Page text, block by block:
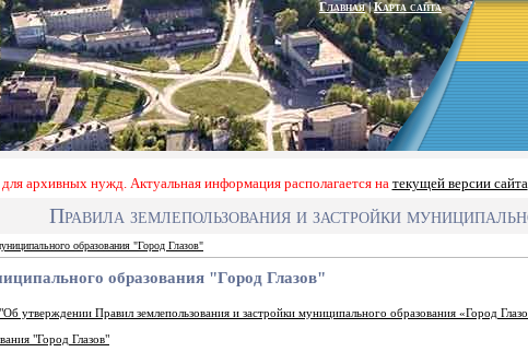
Главная|Карта сайта
архивных нужд. Актуальная информация располагается на текущей версии сайта
Правила землепользования и застройки
образования "Город Глазов"
образования "Город Глазов"
Правил землепользования и застройки муниципального образования «Город
"Город Глазов"